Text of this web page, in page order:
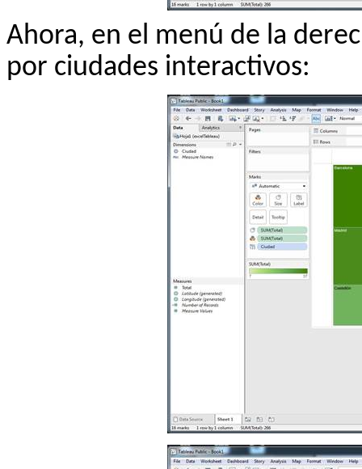
Ahora, en el menú de la
por ciudades interactivos: